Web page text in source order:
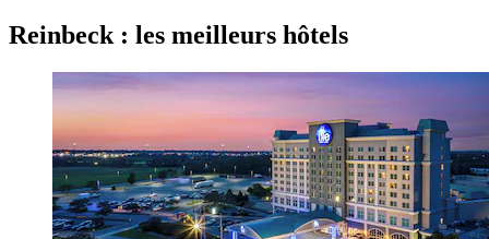
Reinbeck : les meilleurs hôtels